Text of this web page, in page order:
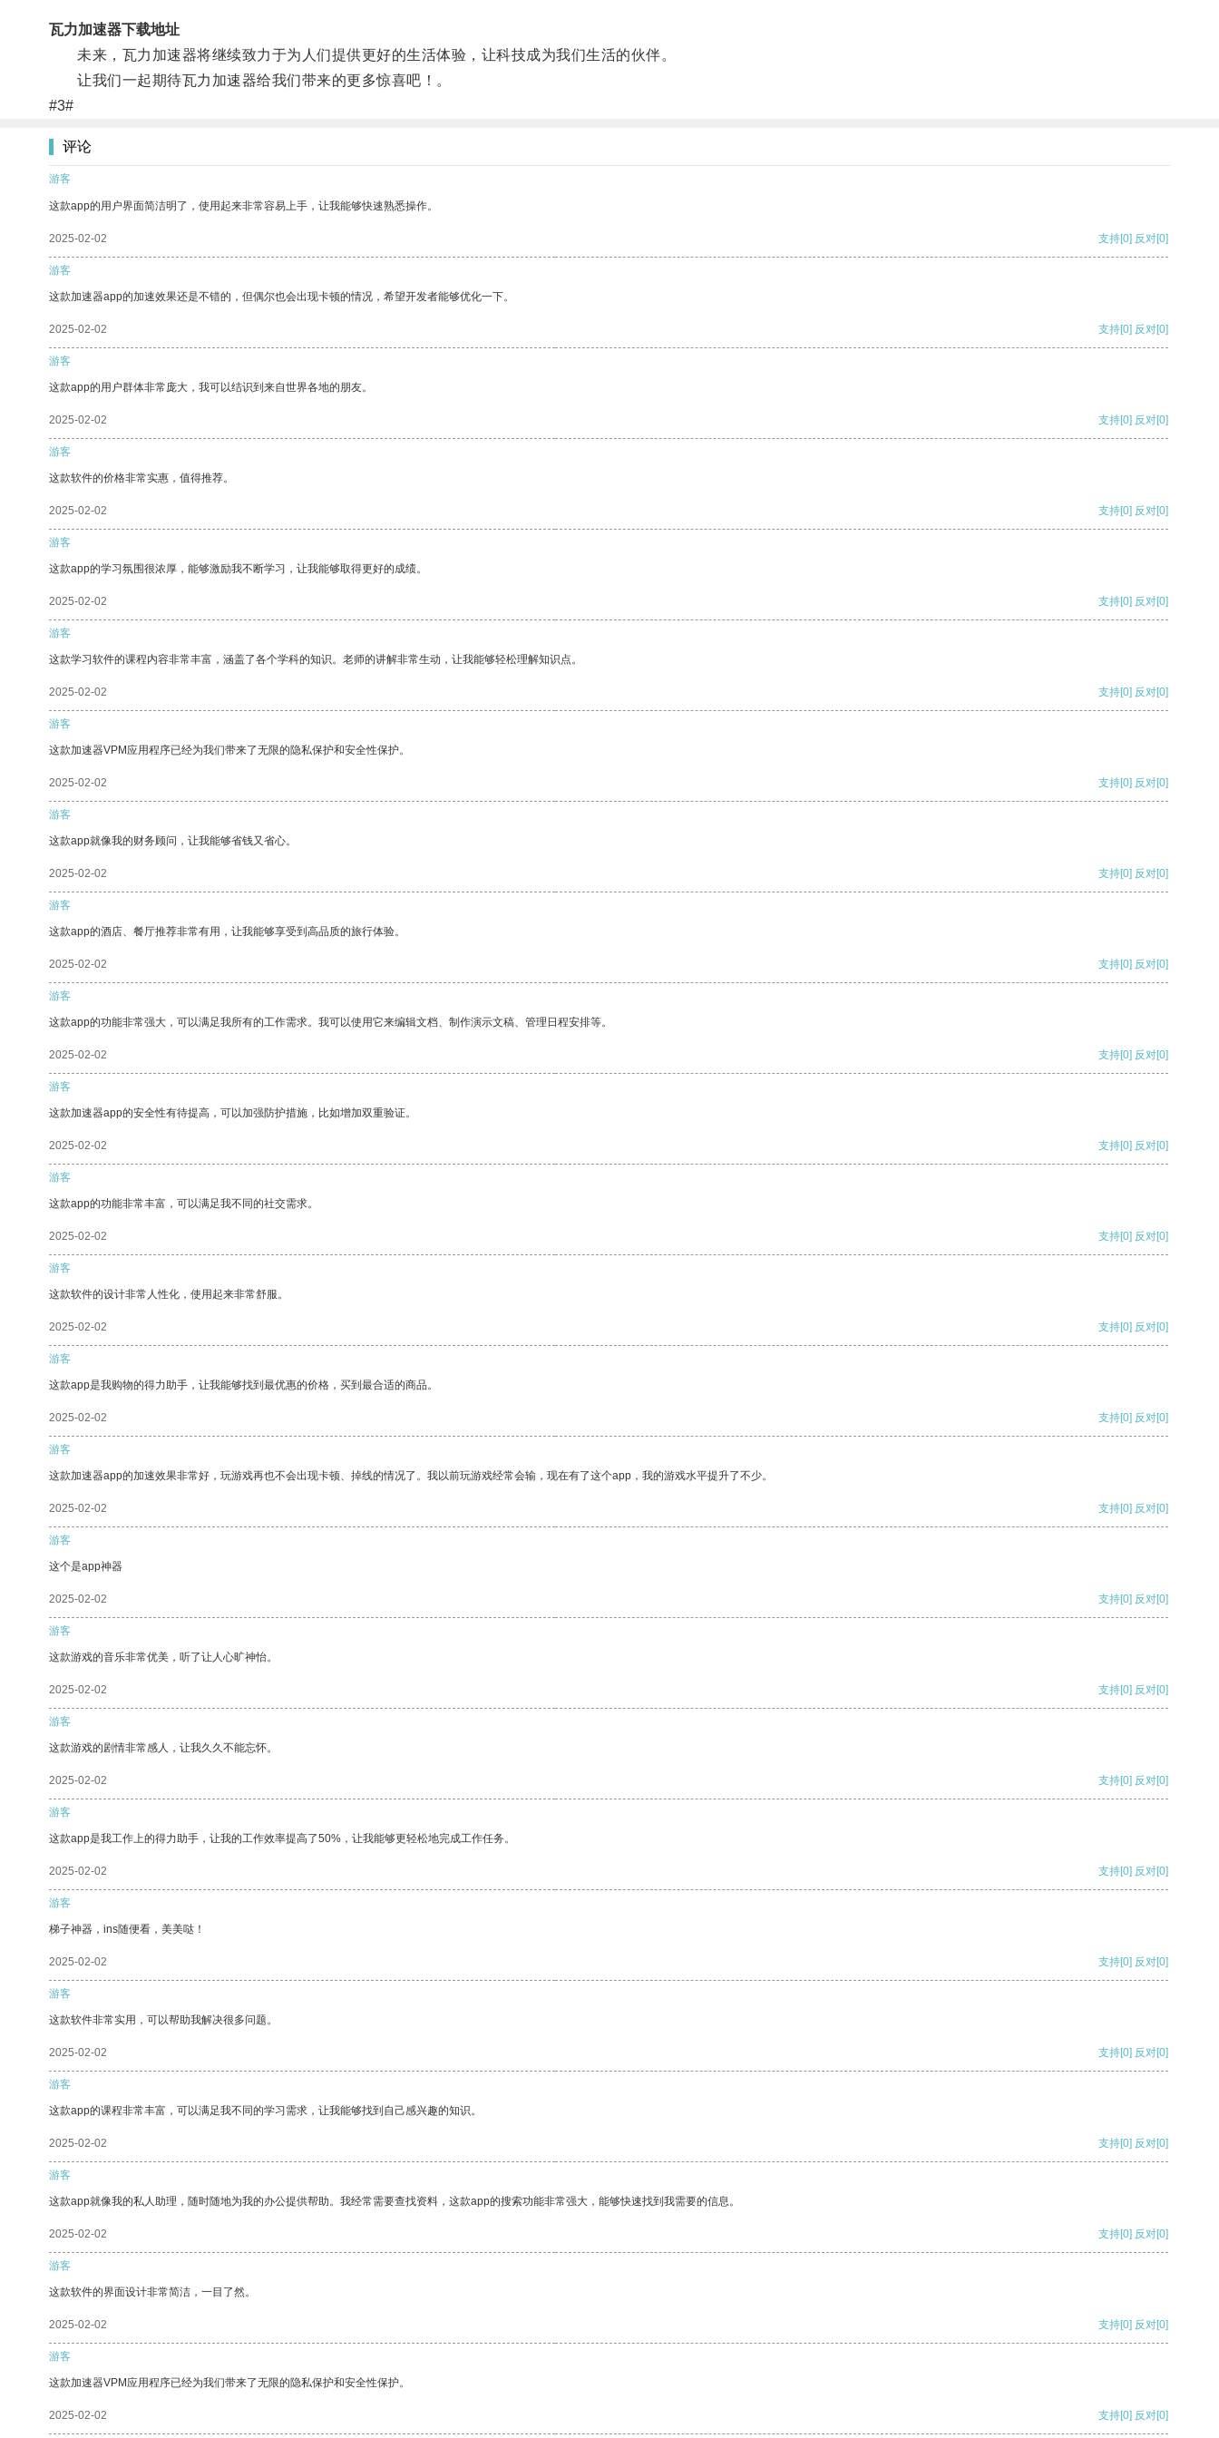
瓦力加速器下载地址
未来，瓦力加速器将继续致力于为人们提供更好的生活体验，让科技成为我们生活的伙伴。
让我们一起期待瓦力加速器给我们带来的更多惊喜吧！。
#3#
评论
游客
这款app的用户界面简洁明了，使用起来非常容易上手，让我能够快速熟悉操作。
2025-02-02 支持[0] 反对[0]
游客
这款加速器app的加速效果还是不错的，但偶尔也会出现卡顿的情况，希望开发者能够优化一下。
2025-02-02 支持[0] 反对[0]
游客
这款app的用户群体非常庞大，我可以结识到来自世界各地的朋友。
2025-02-02 支持[0] 反对[0]
游客
这款软件的价格非常实惠，值得推荐。
2025-02-02 支持[0] 反对[0]
游客
这款app的学习氛围很浓厚，能够激励我不断学习，让我能够取得更好的成绩。
2025-02-02 支持[0] 反对[0]
游客
这款学习软件的课程内容非常丰富，涵盖了各个学科的知识。老师的讲解非常生动，让我能够轻松理解知识点。
2025-02-02 支持[0] 反对[0]
游客
这款加速器VPM应用程序已经为我们带来了无限的隐私保护和安全性保护。
2025-02-02 支持[0] 反对[0]
游客
这款app就像我的财务顾问，让我能够省钱又省心。
2025-02-02 支持[0] 反对[0]
游客
这款app的酒店、餐厅推荐非常有用，让我能够享受到高品质的旅行体验。
2025-02-02 支持[0] 反对[0]
游客
这款app的功能非常强大，可以满足我所有的工作需求。我可以使用它来编辑文档、制作演示文稿、管理日程安排等。
2025-02-02 支持[0] 反对[0]
游客
这款加速器app的安全性有待提高，可以加强防护措施，比如增加双重验证。
2025-02-02 支持[0] 反对[0]
游客
这款app的功能非常丰富，可以满足我不同的社交需求。
2025-02-02 支持[0] 反对[0]
游客
这款软件的设计非常人性化，使用起来非常舒服。
2025-02-02 支持[0] 反对[0]
游客
这款app是我购物的得力助手，让我能够找到最优惠的价格，买到最合适的商品。
2025-02-02 支持[0] 反对[0]
游客
这款加速器app的加速效果非常好，玩游戏再也不会出现卡顿、掉线的情况了。我以前玩游戏经常会输，现在有了这个app，我的游戏水平提升了不少。
2025-02-02 支持[0] 反对[0]
游客
这个是app神器
2025-02-02 支持[0] 反对[0]
游客
这款游戏的音乐非常优美，听了让人心旷神怡。
2025-02-02 支持[0] 反对[0]
游客
这款游戏的剧情非常感人，让我久久不能忘怀。
2025-02-02 支持[0] 反对[0]
游客
这款app是我工作上的得力助手，让我的工作效率提高了50%，让我能够更轻松地完成工作任务。
2025-02-02 支持[0] 反对[0]
游客
梯子神器，ins随便看，美美哒！
2025-02-02 支持[0] 反对[0]
游客
这款软件非常实用，可以帮助我解决很多问题。
2025-02-02 支持[0] 反对[0]
游客
这款app的课程非常丰富，可以满足我不同的学习需求，让我能够找到自己感兴趣的知识。
2025-02-02 支持[0] 反对[0]
游客
这款app就像我的私人助理，随时随地为我的办公提供帮助。我经常需要查找资料，这款app的搜索功能非常强大，能够快速找到我需要的信息。
2025-02-02 支持[0] 反对[0]
游客
这款软件的界面设计非常简洁，一目了然。
2025-02-02 支持[0] 反对[0]
游客
这款加速器VPM应用程序已经为我们带来了无限的隐私保护和安全性保护。
2025-02-02 支持[0] 反对[0]